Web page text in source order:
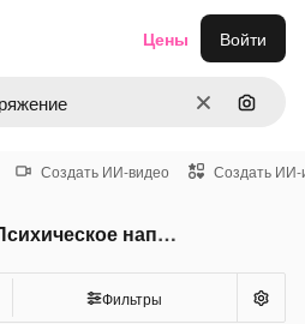
ОчиститьПоиск
Цены Войти
Создать ИИ-видео Создать ИИ-
Векторы По Запросу Психическое напряжение
Фильтры